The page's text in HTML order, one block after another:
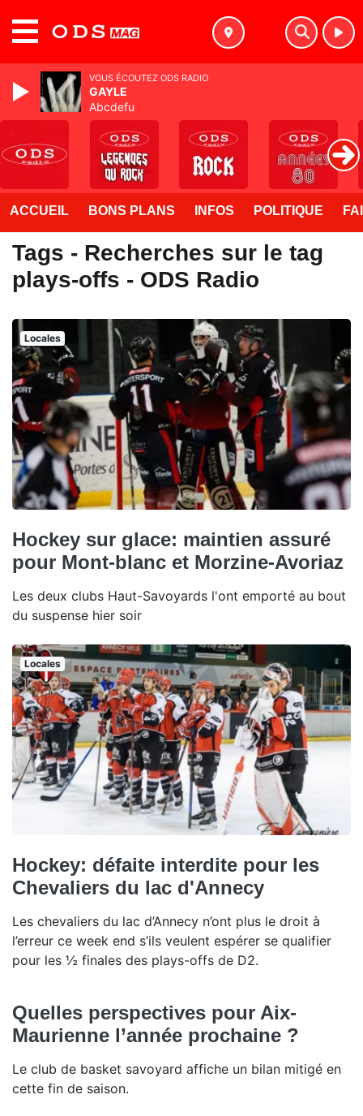
ACCUEIL BONS PLANS INFOS POLITIQUE
Tags - Recherches sur le tag
plays-offs - ODS Radio
Locales
Hockey sur glace: maintien assuré
pour Mont-blanc et Morzine-Avoriaz
Les deux clubs Haut-Savoyards l'ont emporté au bout
du suspense hier soir
Locales
Hockey: défaite interdite pour les
Chevaliers du lac d'Annecy
Les chevaliers du lac d’Annecy n’ont plus le droit à
l’erreur ce week end s’ils veulent espérer se qualifier
pour les ½ finales des plays-offs de D2.
Quelles perspectives pour Aix-
Maurienne l’année prochaine ?
Le club de basket savoyard affiche un bilan mitigé en
cette fin de saison.
VOUS ÉCOUTEZ ODS RADIO
GAYLE
Abcdefu